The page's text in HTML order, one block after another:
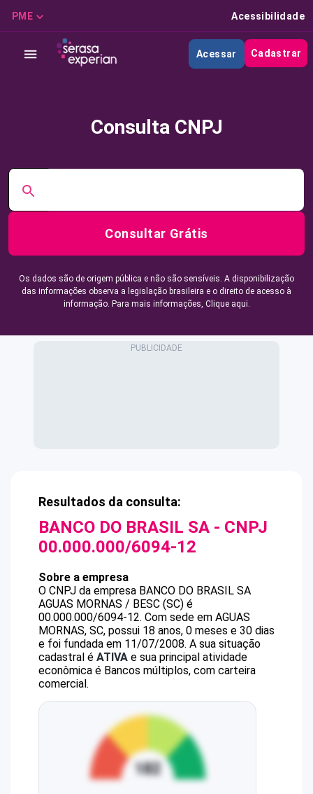
PME Acessibilidade
Acessar Cadastrar
Consulta CNPJ
Consultar Grátis
Os dados são de origem pública e não são sensíveis. A disponibilização
das informações observa a legislação brasileira e o direito de acesso à
informação. Para mais informações, Clique aqui.
Resultados da consulta:
BANCO DO BRASIL SA - CNPJ
00.000.000/6094-12
Sobre a empresa
O CNPJ da empresa BANCO DO BRASIL SA
AGUAS MORNAS / BESC (SC) é
00.000.000/6094-12. Com sede em AGUAS
MORNAS, SC, possui 18 anos, 0 meses e 30 dias
e foi fundada em 11/07/2008. A sua situação
cadastral é ATIVA e sua principal atividade
econômica é Bancos múltiplos, com carteira
comercial.